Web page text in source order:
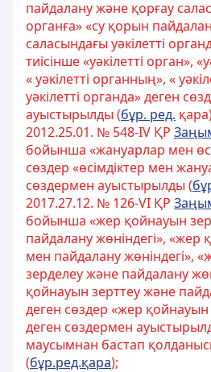
пайдалану және қорғау
органға» «су қорын
саласындағы уәкілетті
тиісінше «уәкілетті орган»,
« уәкілетті органның», «
уәкілетті органда» деген
ауыстырылды (бұр. ред.
2012.25.01. № 548-IV ҚР
бойынша «жануарлар мен
сөздер «өсімдіктер мен
сөздермен ауыстырылды (
2017.27.12. № 126-VІ ҚР
бойынша «жер қойнауын
пайдалану жөніндегі», «жер
мен пайдалану жөніндегі»,
зерделеу және пайдалану
қойнауын зерттеу және
деген сөздер «жер қойнауын
деген сөздермен
маусымнан бастап
(бұр.ред.қара);